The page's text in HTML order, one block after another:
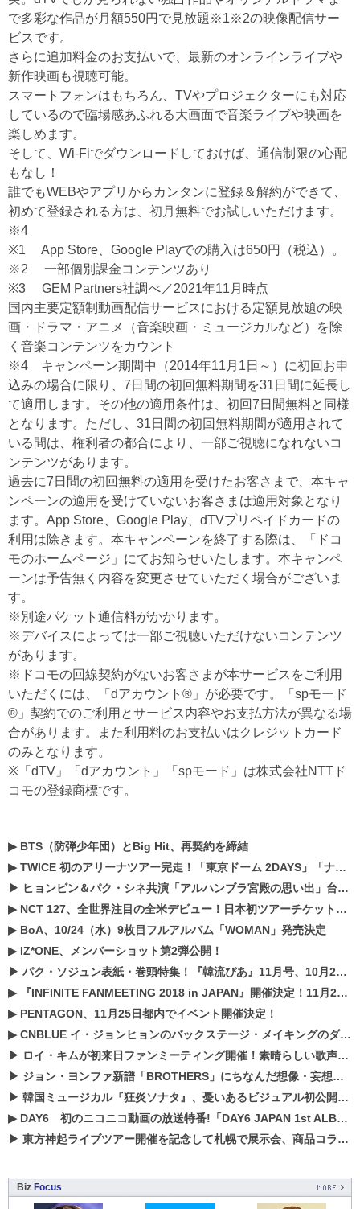
で多彩な作品が月額550円で見放題※1※2の映像配信サー
ビスです。
さらに追加料金のお支払いで、最新のオンラインライブや
新作映画も視聴可能。
スマートフォンはもちろん、TVやプロジェクターにも対応
しているので臨場感あふれる大画面で音楽ライブや映画を
楽しめます。
そして、Wi-Fiでダウンロードしておけば、通信制限の心配
もなし！
誰でもWEBやアプリからカンタンに登録＆解約ができて、
初めて登録される方は、初月無料でお試しいただけます。
※4
※1 App Store、Google Playでの購入は650円（税込）。
※2 一部個別課金コンテンツあり
※3 GEM Partners社調べ／2021年11月時点
国内主要定額制動画配信サービスにおける定額見放題の映
画・ドラマ・アニメ（音楽映画・ミュージカルなど）を除
く音楽コンテンツをカウント
※4 キャンペーン期間中（2014年11月1日～）に初回お申
込みの場合に限り、7日間の初回無料期間を31日間に延長し
て適用します。その他の適用条件は、初回7日間無料と同様
となります。ただし、31日間の初回無料期間が適用されて
いる間は、権利者の都合により、一部ご視聴になれないコ
ンテンツがあります。
過去に7日間の初回無料の適用を受けたお客さまで、本キャ
ンペーンの適用を受けていないお客さまは適用対象となり
ます。App Store、Google Play、dTVプリペイドカードの
利用は除きます。本キャンペーンを終了する際は、「ドコ
モのホームページ」にてお知らせいたします。本キャンペ
ーンは予告無く内容を変更させていただく場合がございま
す。
※別途パケット通信料がかかります。
※デバイスによっては一部ご視聴いただけないコンテンツ
があります。
※ドコモの回線契約がないお客さまが本サービスをご利用
いただくには、「dアカウント®」が必要です。「spモード
®」契約でのご利用とサービス内容やお支払方法が異なる場
合があります。また利用料のお支払いはクレジットカード
のみとなります。
※「dTV」「dアカウント」「spモード」は株式会社NTTド
コモの登録商標です。
▶ BTS（防弾少年団）とBig Hit、再契約を締結
▶TWICE 初のアリーナツアー完走！「東京ドーム 2DAYS」「ナゴヤドーム1DAY」「京セラドーム1DAY」2019年ドームツアー開催決定！！
▶ ヒョンビン＆パク・シネ共演「アルハンブラ宮殿の思い出」台本読み現場を公開
▶ NCT 127、全世界注目の全米デビュー！日本初ツアーチケットが早くもプレミア化！？
▶ BoA、10/24（水）9枚目フルアルバム「WOMAN」発売決定
▶ IZ*ONE、メンバーショット第2弾公開！
▶ パク・ソジュン表紙・巻頭特集！『韓流ぴあ』11月号、10月22日（月）発売！
▶
『INFINITE FANMEETING 2018 in JAPAN』開催決定！11月21、22日にパシフィコ横浜にて実施
▶ PENTAGON、11月25日都内でイベント開催決定！
▶CNBLUE イ・ジョンヒョンのバックステージ・メイキングのダイジェスト映像が公開！
▶ ロイ・キムが初来日ファンミーティング開催！素晴らしい歌声に癒される贅沢な時間
▶ ジョン・ヨンファ新譜「BROTHERS」にちなんだ想像・妄想企画がスタート！
▶ 韓国ミュージカル『狂炎ソナタ』、憂いある​ビジュアル初公開!! 主役リョウク、SHIN、KENらのコメントが到着！
▶ DAY6 初のニコニコ動画の放送特番!「DAY6 JAPAN 1st ALBUM「UNLOCK」発売記念 ライブ@ニコ生」を配信決定!
▶ 東方神起ライブツアー開催を記念して札幌で展示会、商品コラボが実現！！
Biz Focus